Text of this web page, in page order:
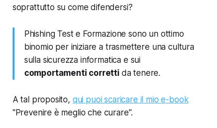
soprattutto su come difendersi?
Phishing Test e Formazione sono un ottimo
binomio per iniziare a trasmettere una cultura
sulla sicurezza informatica e sui
comportamenti corretti da tenere.
A tal proposito, qui puoi scaricare il mio e-book
"Prevenire è meglio che curare".